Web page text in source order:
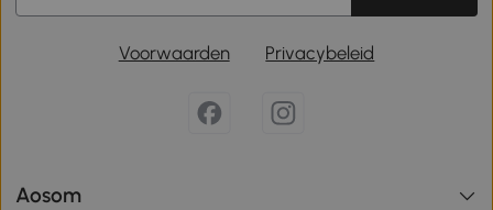
Voorwaarden Privacybeleid
Aosom